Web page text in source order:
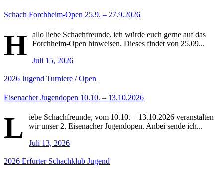
Schach Forchheim-Open 25.9. – 27.9.2026
H
allo liebe Schachfreunde, ich würde euch gerne auf das
Forchheim-Open hinweisen. Dieses findet von 25.09...
Juli 15, 2026
2026 Jugend Turniere / Open
Eisenacher Jugendopen 10.10. – 13.10.2026
L
iebe Schachfreunde, vom 10.10. – 13.10.2026 veranstalten
wir unser 2. Eisenacher Jugendopen. Anbei sende ich...
Juli 13, 2026
2026 Erfurter Schachklub Jugend